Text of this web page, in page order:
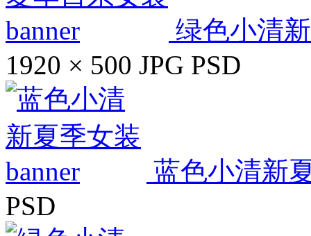
绿色小清
1920 × 500 JPG PSD
蓝色小清新
PSD